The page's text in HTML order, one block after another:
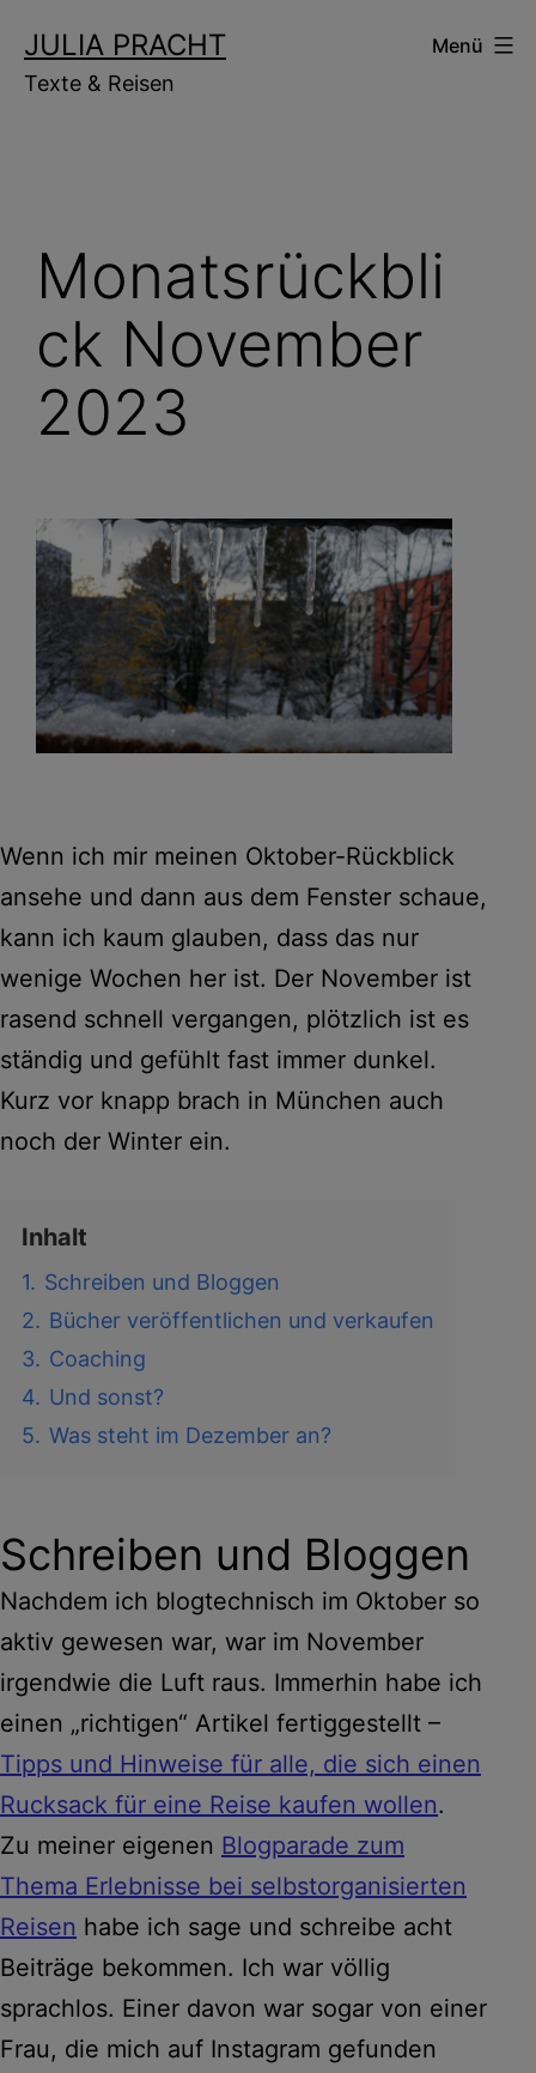
Inhalt
springen
JULIA PRACHT
Texte & Reisen
Menü
Monatsrückbli
ck November
2023
Wenn ich mir meinen Oktober-Rückblick
ansehe und dann aus dem Fenster schaue,
kann ich kaum glauben, dass das nur
wenige Wochen her ist. Der November ist
rasend schnell vergangen, plötzlich ist es
ständig und gefühlt fast immer dunkel.
Kurz vor knapp brach in München auch
noch der Winter ein.
Inhalt
1. Schreiben und Bloggen
2. Bücher veröffentlichen und verkaufen
3. Coaching
4. Und sonst?
5. Was steht im Dezember an?
Schreiben und Bloggen
Nachdem ich blogtechnisch im Oktober so
aktiv gewesen war, war im November
irgendwie die Luft raus. Immerhin habe ich
einen „richtigen“ Artikel fertiggestellt –
Tipps und Hinweise für alle, die sich einen
Rucksack für eine Reise kaufen wollen.
Zu meiner eigenen Blogparade zum
Thema Erlebnisse bei selbstorganisierten
Reisen habe ich sage und schreibe acht
Beiträge bekommen. Ich war völlig
sprachlos. Einer davon war sogar von einer
Frau, die mich auf Instagram gefunden